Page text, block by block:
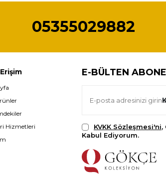
05355029882
Erişim
Hizmetleri
E-BÜLTEN
KVKK Sözleşmesi'ni,
Kabul Ediyorum.